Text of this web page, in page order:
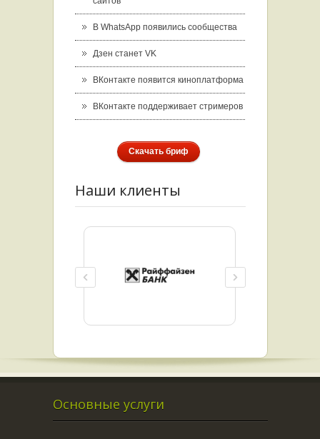
В WhatsApp появились сообщества
Дзен станет VK
ВКонтакте появится киноплатформа
ВКонтакте поддерживает стримеров
Скачать бриф
Наши клиенты
Основные услуги